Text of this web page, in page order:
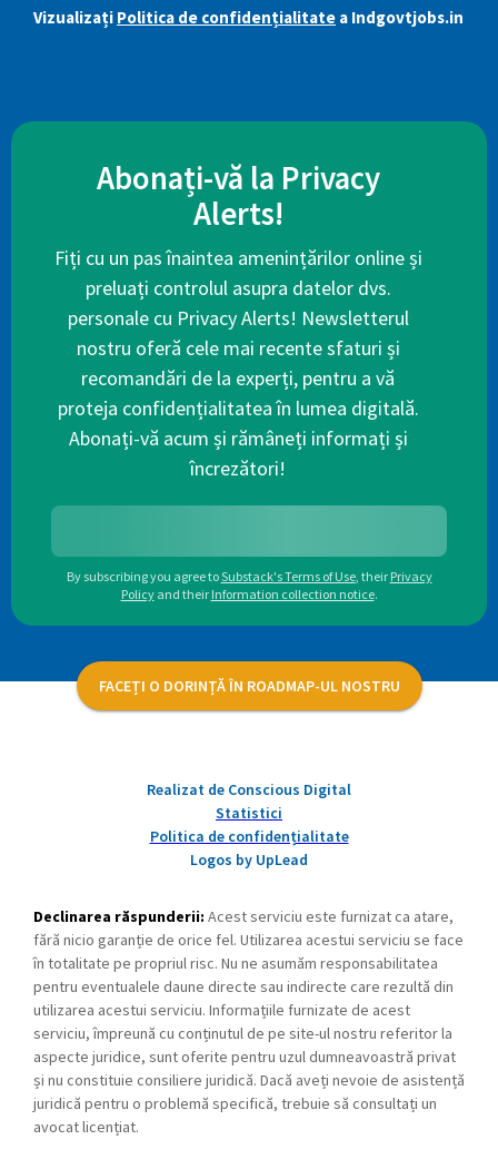
Vizualizați Politica de confidențialitate a Indgovtjobs.in
Abonați-vă la Privacy
Alerts!
Fiți cu un pas înaintea amenințărilor online și
preluați controlul asupra datelor dvs.
personale cu Privacy Alerts! Newsletterul
nostru oferă cele mai recente sfaturi și
recomandări de la experți, pentru a vă
proteja confidențialitatea în lumea digitală.
Abonați-vă acum și rămâneți informați și
încrezători!
By subscribing you agree toSubstack's Terms of Use, their Privacy
Policy and their Information collection notice.
FACEȚI O DORINȚĂ ÎN ROADMAP-UL NOSTRU
Realizat de Conscious Digital
Statistici
Politica de confidențialitate
Logos by UpLead
Declinarea răspunderii: Acest serviciu este furnizat ca atare,
fără nicio garanție de orice fel. Utilizarea acestui serviciu se face
în totalitate pe propriul risc. Nu ne asumăm responsabilitatea
pentru eventualele daune directe sau indirecte care rezultă din
utilizarea acestui serviciu. Informațiile furnizate de acest
serviciu, împreună cu conținutul de pe site-ul nostru referitor la
aspecte juridice, sunt oferite pentru uzul dumneavoastră privat
și nu constituie consiliere juridică. Dacă aveți nevoie de asistență
juridică pentru o problemă specifică, trebuie să consultați un
avocat licențiat.